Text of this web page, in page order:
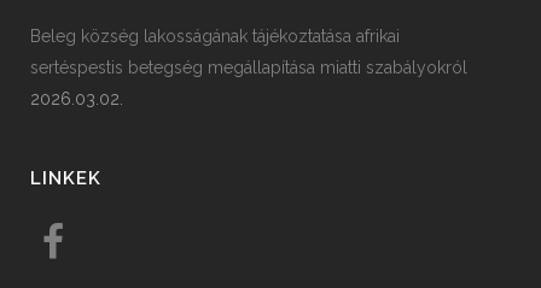
Beleg község lakosságának tájékoztatása afrikai
sertéspestis betegség megállapítása miatti szabályokról
2026.03.02.
LINKEK